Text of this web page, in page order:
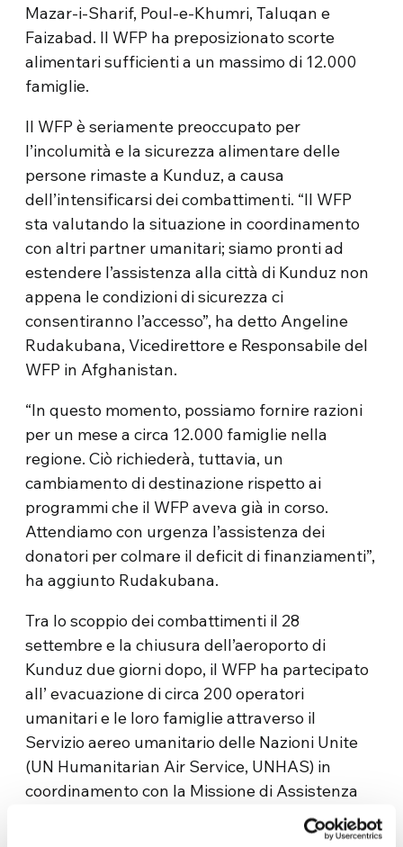
Mazar-i-Sharif, Poul-e-Khumri, Taluqan e
Faizabad. Il WFP ha preposizionato scorte
alimentari sufficienti a un massimo di 12.000
famiglie.
Il WFP è seriamente preoccupato per
l’incolumità e la sicurezza alimentare delle
persone rimaste a Kunduz, a causa
dell’intensificarsi dei combattimenti. “Il WFP
sta valutando la situazione in coordinamento
con altri partner umanitari; siamo pronti ad
estendere l’assistenza alla città di Kunduz non
appena le condizioni di sicurezza ci
consentiranno l’accesso”, ha detto Angeline
Rudakubana, Vicedirettore e Responsabile del
WFP in Afghanistan.
“In questo momento, possiamo fornire razioni
per un mese a circa 12.000 famiglie nella
regione. Ciò richiederà, tuttavia, un
cambiamento di destinazione rispetto ai
programmi che il WFP aveva già in corso.
Attendiamo con urgenza l’assistenza dei
donatori per colmare il deficit di finanziamenti”,
ha aggiunto Rudakubana.
Tra lo scoppio dei combattimenti il 28
settembre e la chiusura dell’aeroporto di
Kunduz due giorni dopo, il WFP ha partecipato
all’ evacuazione di circa 200 operatori
umanitari e le loro famiglie attraverso il
Servizio aereo umanitario delle Nazioni Unite
(UN Humanitarian Air Service, UNHAS) in
coordinamento con la Missione di Assistenza
ONU in Afghanistan (UN Assistance Mission in